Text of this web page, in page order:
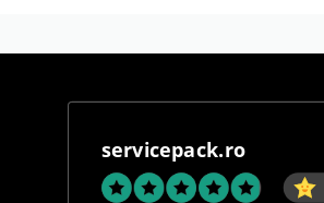
servicepack.ro